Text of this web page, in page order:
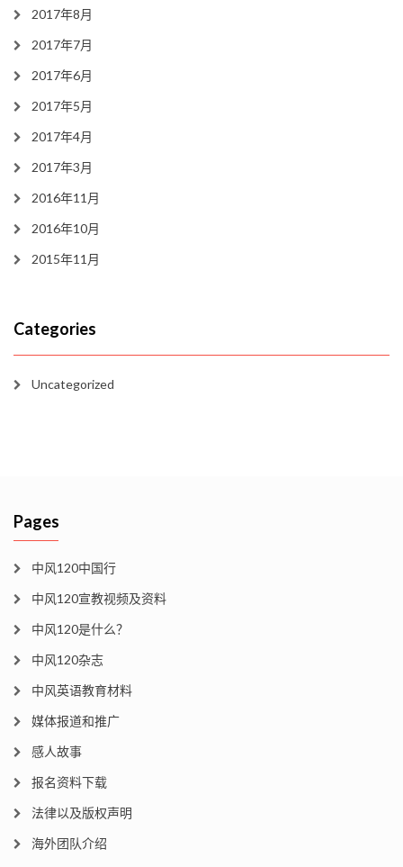
2017年8月
2017年7月
2017年6月
2017年5月
2017年4月
2017年3月
2016年11月
2016年10月
2015年11月
Categories
Uncategorized
Pages
中风120中国行
中风120宣教视频及资料
中风120是什么？
中风120杂志
中风英语教育材料
媒体报道和推广
感人故事
报名资料下载
法律以及版权声明
海外团队介绍